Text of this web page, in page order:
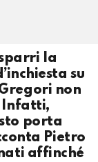
la
su
non
Infatti,
porta
Pietro
affinché